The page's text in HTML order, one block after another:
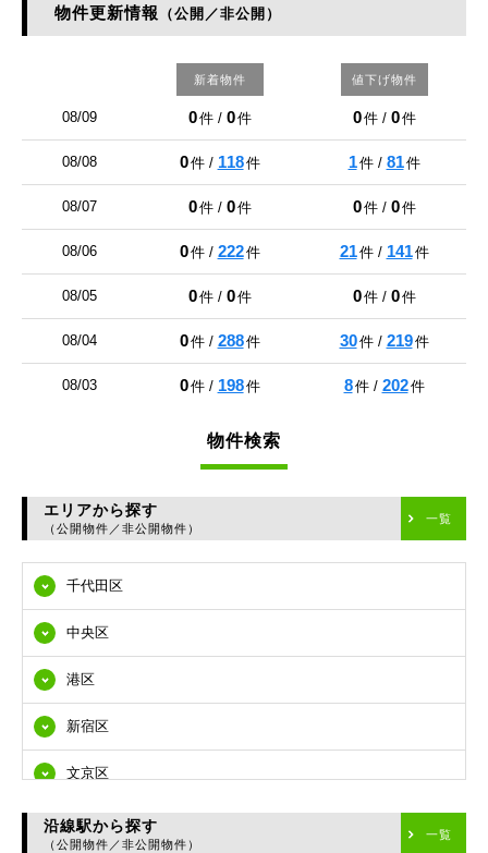
物件更新情報 （公開／非公開）
新着物件 値下げ物件
08/09 0件 / 0件 0件 / 0件
08/08 0件 / 118件 1件 / 81件
08/07 0件 / 0件 0件 / 0件
08/06 0件 / 222件 21件 / 141件
08/05 0件 / 0件 0件 / 0件
08/04 0件 / 288件 30件 / 219件
08/03 0件 / 198件 8件 / 202件
物件検索
エリアから探す
（公開物件／非公開物件）
一覧
千代田区
中央区
港区
新宿区
文京区
台東区
沿線駅から探す
（公開物件／非公開物件）
一覧